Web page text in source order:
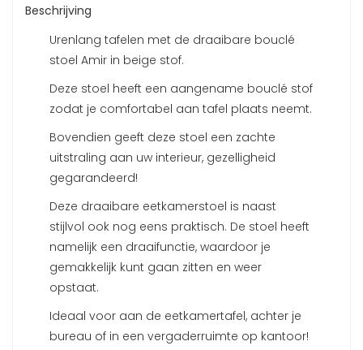
Beschrijving
Urenlang tafelen met de draaibare bouclé
stoel Amir in beige stof.
Deze stoel heeft een aangename bouclé stof
zodat je comfortabel aan tafel plaats neemt.
Bovendien geeft deze stoel een zachte
uitstraling aan uw interieur, gezelligheid
gegarandeerd!
Deze draaibare eetkamerstoel is naast
stijlvol ook nog eens praktisch. De stoel heeft
namelijk een draaifunctie, waardoor je
gemakkelijk kunt gaan zitten en weer
opstaat.
Ideaal voor aan de eetkamertafel, achter je
bureau of in een vergaderruimte op kantoor!